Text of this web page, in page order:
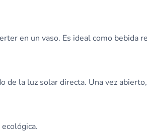
en un vaso. Es ideal como bebida
de la luz solar directa. Una vez